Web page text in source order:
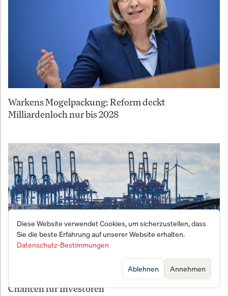
Warkens Mogelpackung: Reform deckt
Milliardenloch nur bis 2028
Wirtschaftsaufschwung in Deutschland: Neue
Chancen für Investoren
Diese Website verwendet Cookies, um sicherzustellen, dass
Sie die beste Erfahrung auf unserer Website erhalten.
Datenschutz-Bestimmungen
Annehmen
Ablehnen